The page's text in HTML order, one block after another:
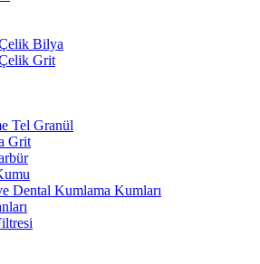
Bilya
Grit
Tel Granül
Grit
Dental Kumlama Kumları